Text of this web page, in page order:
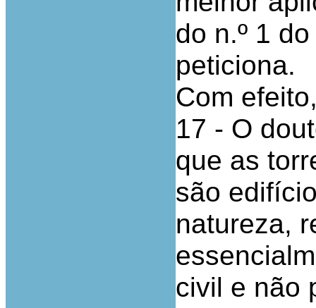
do n.º 1
peticiona.
Com
17 - O
que as
são
natureza,
civil e não